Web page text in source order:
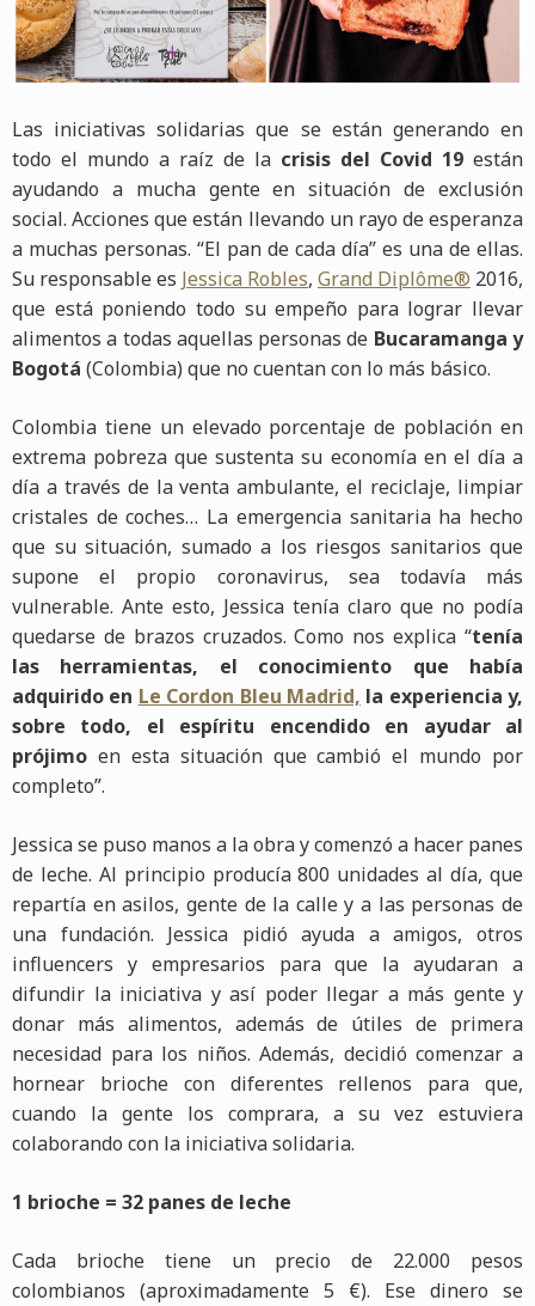
Las iniciativas solidarias que se están generando en
todo el mundo a raíz de la crisis del Covid 19 están
ayudando a mucha gente en situación de exclusión
social. Acciones que están llevando un rayo de esperanza
a muchas personas. “El pan de cada día” es una de ellas.
Su responsable es Jessica Robles, Grand Diplôme® 2016,
que está poniendo todo su empeño para lograr llevar
alimentos a todas aquellas personas de Bucaramanga y
Bogotá (Colombia) que no cuentan con lo más básico.
Colombia tiene un elevado porcentaje de población en
extrema pobreza que sustenta su economía en el día a
día a través de la venta ambulante, el reciclaje, limpiar
cristales de coches… La emergencia sanitaria ha hecho
que su situación, sumado a los riesgos sanitarios que
supone el propio coronavirus, sea todavía más
vulnerable. Ante esto, Jessica tenía claro que no podía
quedarse de brazos cruzados. Como nos explica “tenía
las herramientas, el conocimiento que había
adquirido en Le Cordon Bleu Madrid, la experiencia y,
sobre todo, el espíritu encendido en ayudar al
prójimo en esta situación que cambió el mundo por
completo”.
Jessica se puso manos a la obra y comenzó a hacer panes
de leche. Al principio producía 800 unidades al día, que
repartía en asilos, gente de la calle y a las personas de
una fundación. Jessica pidió ayuda a amigos, otros
influencers y empresarios para que la ayudaran a
difundir la iniciativa y así poder llegar a más gente y
donar más alimentos, además de útiles de primera
necesidad para los niños. Además, decidió comenzar a
hornear brioche con diferentes rellenos para que,
cuando la gente los comprara, a su vez estuviera
colaborando con la iniciativa solidaria.
1 brioche = 32 panes de leche
Cada brioche tiene un precio de 22.000 pesos
colombianos (aproximadamente 5 €). Ese dinero se